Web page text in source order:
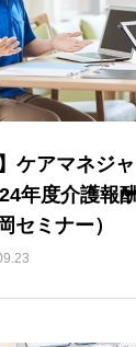
】ケアマネジ
年度介護報
セミナー）